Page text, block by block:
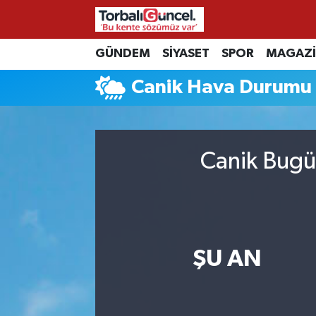
GÜNDEM SİYASET SPOR
Canik Hava Durumu
Canik
ŞU AN
İzmir Nöbetçi Eczaneler
İzmir Hava Durumu
İzmir Trafik Yoğunluk Haritası